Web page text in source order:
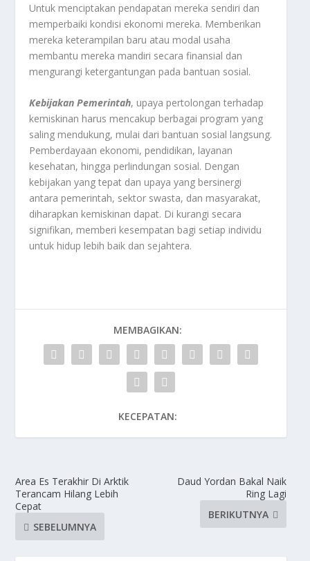
Untuk menciptakan pendapatan mereka sendiri dan
memperbaiki kondisi ekonomi mereka. Memberikan
mereka keterampilan baru atau modal usaha
membantu mereka mandiri secara finansial dan
mengurangi ketergantungan pada bantuan sosial.
Kebijakan Pemerintah, upaya pertolongan terhadap
kemiskinan harus mencakup berbagai program yang
saling mendukung, mulai dari bantuan sosial langsung.
Pemberdayaan ekonomi, pendidikan, layanan
kesehatan, hingga perlindungan sosial. Dengan
kebijakan yang tepat dan upaya yang bersinergi
antara pemerintah, sektor swasta, dan masyarakat,
diharapkan kemiskinan dapat. Di kurangi secara
signifikan, memberi kesempatan bagi setiap individu
untuk hidup lebih baik dan sejahtera.
MEMBAGIKAN:
KECEPATAN:
Area Es Terakhir Di Arktik
Terancam Hilang Lebih
Cepat
SEBELUMNYA
Daud Yordan Bakal Naik
Ring Lagi
BERIKUTNYA